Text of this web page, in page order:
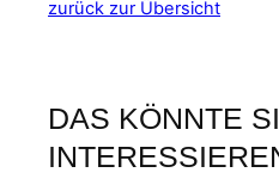
zurück zur Übersicht
DAS KÖNNTE